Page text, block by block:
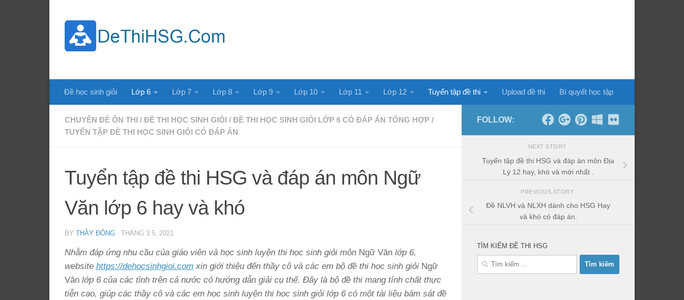
Đề học sinh giỏi Lớp 6 Lớp 7 Lớp 8 Lớp 9 Lớp 10 Lớp 11 Lớp 12 Tuyển tập đề thi Upload đề thi Bí quyết học tập
CHUYÊN ĐỀ ÔN THI / ĐỀ THI HỌC SINH GIỎI / ĐỀ THI HỌC SINH GIỎI LỚP 6 CÓ ĐÁP ÁN TỔNG HỢP /
TUYỂN TẬP ĐỀ THI HỌC SINH GIỎI CÓ ĐÁP ÁN
Tuyển tập đề thi HSG và đáp án môn Ngữ
Văn lớp 6 hay và khó
BY THẦY ĐÔNG · THÁNG 3 5, 2021
Nhằm đáp ứng nhu cầu của giáo viên và học sinh luyện thi học sinh giỏi môn Ngữ Văn lớp 6,
website https://dehocsinhgioi.com xin giới thiệu đến thầy cô và các em bộ đề thi học sinh giỏi Ngữ
Văn lớp 6 của các tỉnh trên cả nước có hướng dẫn giải cụ thể. Đây là bộ đề thi mang tính chất thực
tiễn cao, giúp các thầy cô và các em học sinh luyện thi học sinh giỏi lớp 6 có một tài liệu bám sát đề
FOLLOW:
NEXT STORY
Tuyển tập đề thi HSG và đáp án môn Địa
Lý 12 hay, khó và mới nhất .
PREVIOUS STORY
Đề NLVH và NLXH dành cho HSG Hay
và khó có đáp án.
TÌM KIẾM ĐỀ THI HSG
Tìm